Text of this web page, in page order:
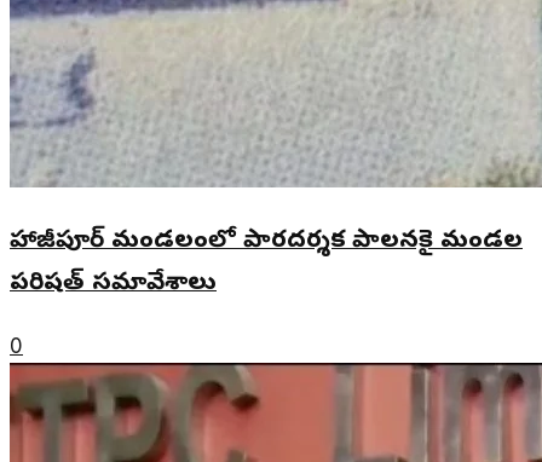
హాజీపూర్ మండలంలో పారదర్శక పాలనకై మండల
పరిషత్ సమావేశాలు
0